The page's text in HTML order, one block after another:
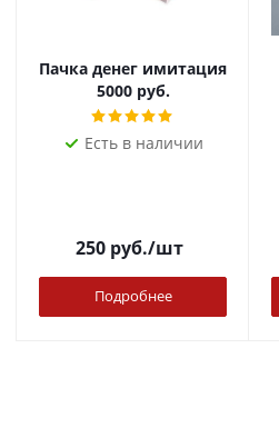
Пачка денег имитация
5000 руб.
Есть в наличии
250руб./шт
Подробнее